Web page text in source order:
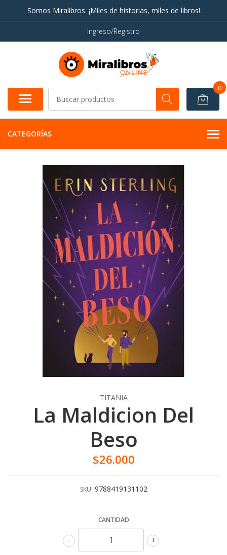
Somos Miralibros. ¡Miles de historias, miles de libros!
Ingreso/Registro
0
CATEGORÍAS
TITANIA
La Maldicion Del
Beso
$26.000
SKU: 9788419131102
CANTIDAD
+
-